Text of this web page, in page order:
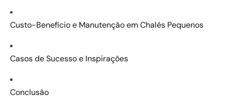
Custo-Benefício e Manutenção em Chalés Pequenos
Casos de Sucesso e Inspirações
Conclusão